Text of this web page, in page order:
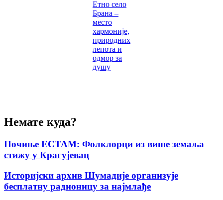
Етно село
Брана –
место
хармоније,
природних
лепота и
одмор за
душу
Немате куда?
Почиње ЕСТАМ: Фолклорци из више земаља
стижу у Крагујевац
Историјски архив Шумадије организује
бесплатну радионицу за најмлађе